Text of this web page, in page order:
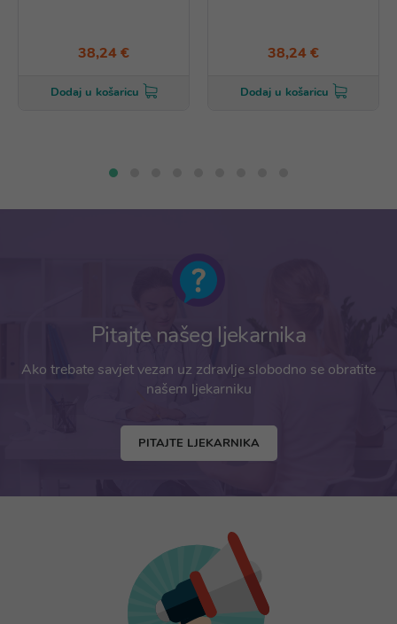
38,24 €
Dodaj u košaricu
38,24 €
Dodaj u košaricu
Pitajte našeg ljekarnika
Ako trebate savjet vezan uz zdravlje slobodno se obratite
našem ljekarniku
PITAJTE LJEKARNIKA